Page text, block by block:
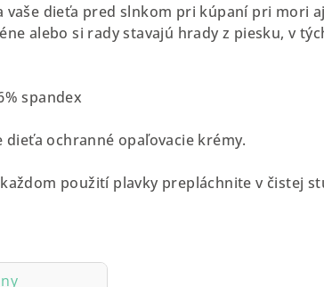
dieťa pred slnkom pri kúpaní pri mori
alebo si rady stavajú hrady z piesku, v
spandex
ochranné opaľovacie krémy.
použití plavky prepláchnite v čistej